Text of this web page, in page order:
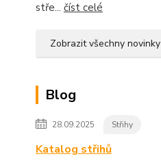
stře... číst celé
Zobrazit všechny novinky
Blog
28.09.2025 Střihy
Katalog střihů